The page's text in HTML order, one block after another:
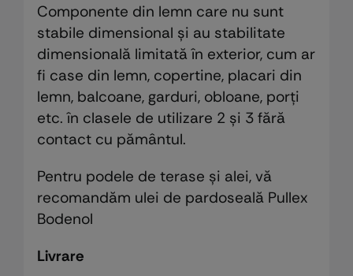
Componente din lemn care nu sunt
stabile dimensional și au stabilitate
dimensională limitată în exterior, cum ar
fi case din lemn, copertine, placari din
lemn, balcoane, garduri, obloane, porți
etc. în clasele de utilizare 2 și 3 fără
contact cu pământul.
Pentru podele de terase și alei, vă
recomandăm ulei de pardoseală Pullex
Bodenol
Livrare